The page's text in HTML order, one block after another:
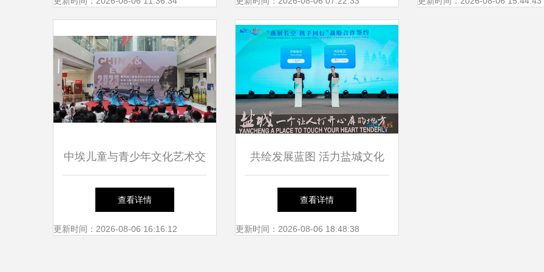
中埃儿童与青少年文化艺术交
流作品活动在金昌成功举办
查看详情
更新时间：2026-08-06 16:16:12
共绘发展蓝图 活力盐城文化
旅游嘉年华盛大启幕
查看详情
更新时间：2026-08-06 18:48:38